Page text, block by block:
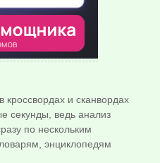
кроссвордах и сканвордах
секунды, ведь анализ
по нескольким
энциклопедям